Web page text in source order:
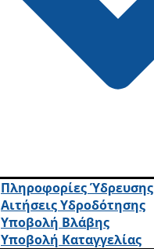
Πληροφορίες Ύδρευσης
Αιτήσεις Υδροδότησης
Υποβολή Βλάβης
Υποβολή Καταγγελίας